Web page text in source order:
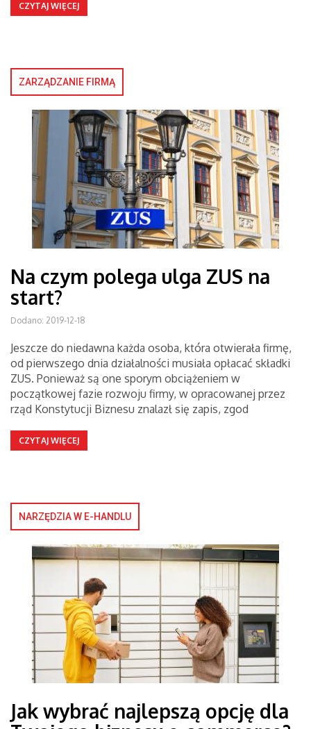
CZYTAJ WIĘCEJ
ZARZĄDZANIE FIRMĄ
Na czym polega ulga ZUS na
start?
Dodano: 2019-12-18
Jeszcze do niedawna każda osoba, która otwierała firmę,
od pierwszego dnia działalności musiała opłacać składki
ZUS. Ponieważ są one sporym obciążeniem w
początkowej fazie rozwoju firmy, w opracowanej przez
rząd Konstytucji Biznesu znalazł się zapis, zgod
CZYTAJ WIĘCEJ
NARZĘDZIA W E-HANDLU
Jak wybrać najlepszą opcję dla